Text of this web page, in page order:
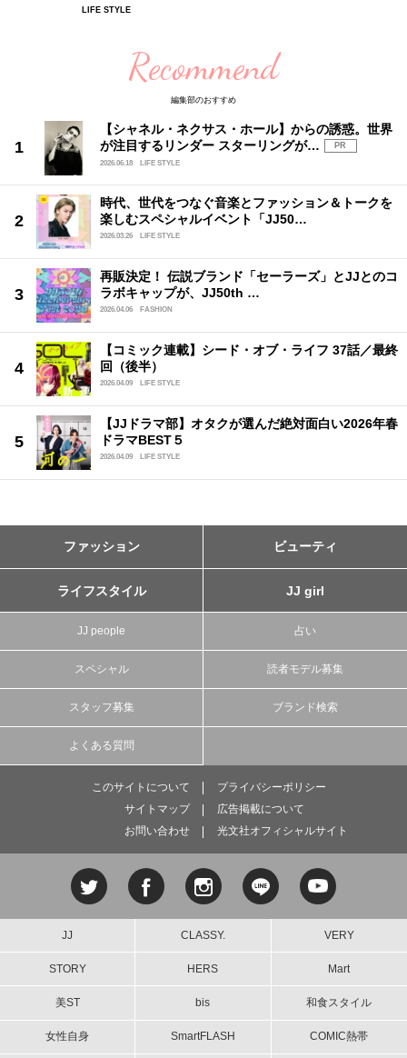
LIFE STYLE
Recommend
編集部のおすすめ
【シャネル・ネクサス・ホール】からの誘惑。世界
が注目するリンダー スターリングが…
PR
2026.06.18
LIFE STYLE
時代、世代をつなぐ音楽とファッション＆トークを
楽しむスペシャルイベント「JJ50…
2026.03.26 LIFE STYLE
再販決定！ 伝説ブランド「セーラーズ」とJJとのコ
ラボキャップが、JJ50th …
2026.04.06 FASHION
【コミック連載】シード・オブ・ライフ 37話／最終
回（後半）
2026.04.09 LIFE STYLE
【JJドラマ部】オタクが選んだ絶対面白い2026年春
ドラマBEST５
2026.04.09 LIFE STYLE
ファッション ビューティ
ライフスタイル JJ girl
JJ people 占い
スペシャル 読者モデル募集
スタッフ募集 ブランド検索
よくある質問
このサイトについて
プライバシーポリシー
サイトマップ
広告掲載について
お問い合わせ
光文社オフィシャルサイト
JJ CLASSY. VERY
STORY HERS Mart
美ST bis 和食スタイル
女性自身 SmartFLASH COMIC熱帯